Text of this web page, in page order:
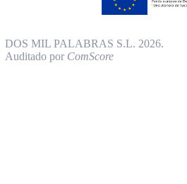
DOS MIL PALABRAS S.L. 2026.
Auditado por ComScore